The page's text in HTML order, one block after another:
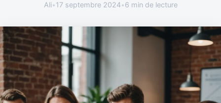
Ali•17 septembre 2024•6 min de lecture